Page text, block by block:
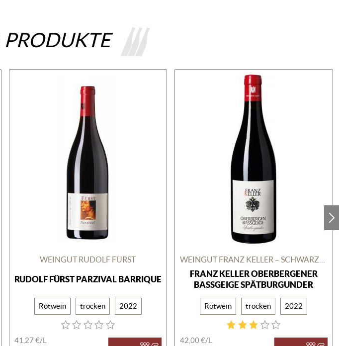
PRODUKTE
WEINGUT RUDOLF FÜRST
RUDOLF FÜRST PARZIVAL BARRIQUE
Rotwein trocken 2022
41,27 €/L
FRANZ KELLER OBERBERGENER
BASSGEIGE SPÄTBURGUNDER
Rotwein trocken 2022
42,00 €/L